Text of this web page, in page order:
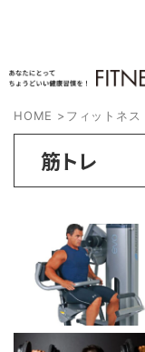
HOME >フィットネス
筋トレ